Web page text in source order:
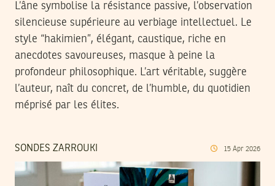
L’âne symbolise la résistance passive, l’observation
silencieuse supérieure au verbiage intellectuel. Le
style “hakimien”, élégant, caustique, riche en
anecdotes savoureuses, masque à peine la
profondeur philosophique. L’art véritable, suggère
l’auteur, naît du concret, de l’humble, du quotidien
méprisé par les élites.
SONDES ZARROUKI 15 Apr 2026